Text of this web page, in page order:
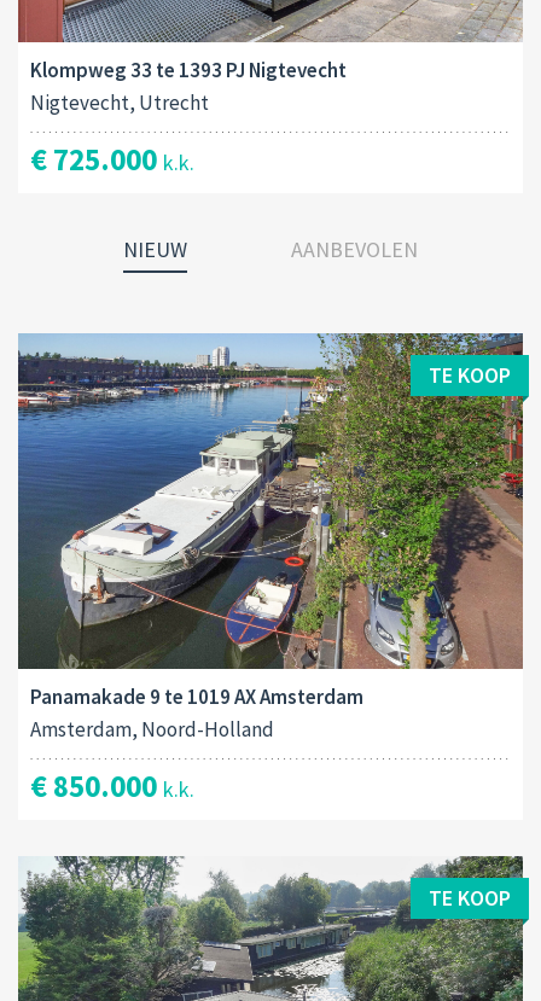
Klompweg 33 te 1393 PJ Nigtevecht
Nigtevecht, Utrecht
€ 725.000 k.k.
NIEUW AANBEVOLEN
TE KOOP
Panamakade 9 te 1019 AX Amsterdam
Amsterdam, Noord-Holland
€ 850.000 k.k.
TE KOOP